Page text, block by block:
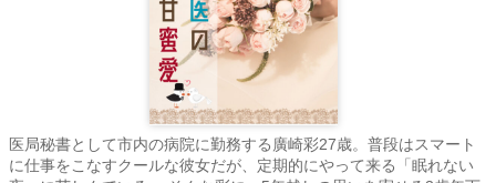
医局秘書として市内の病院に勤務する廣崎彩27歳。普段はスマート
に仕事をこなすクールな彼女だが、定期的にやって来る「眠れない